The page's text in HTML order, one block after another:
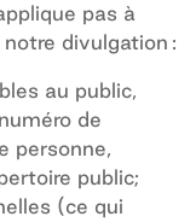
pas à
divulgation :
au public,
de
personne,
public;
(ce qui